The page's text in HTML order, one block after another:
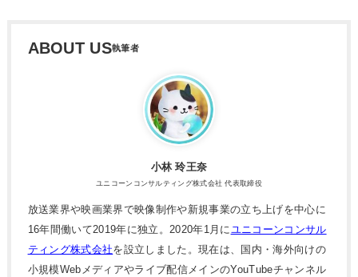
ABOUT US
小林 玲王奈
ユニコーンコンサルティング株式会社 代表取締役
放送業界や映画業界で映像制作や新規事業の立ち上げを中心に
16年間働いて2019年に独立。2020年1月にユニコーンコンサル
ティング株式会社を設立しました。現在は、国内・海外向けの
小規模Webメディアやライブ配信メインのYouTubeチャンネル